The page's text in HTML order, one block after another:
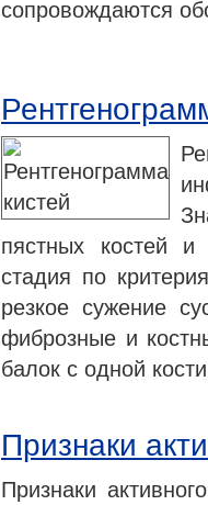
сопровождаются
пястных костей
стадия по
резкое сужение
фиброзные и
балок с одной
Признаки
Признаки